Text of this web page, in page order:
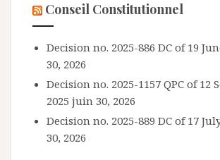
Conseil Constitutionnel
Decision no. 2025-886 DC of 19
30, 2026
Decision no. 2025-1157 QPC of 12
2025 juin 30, 2026
Decision no. 2025-889 DC of 17
30, 2026